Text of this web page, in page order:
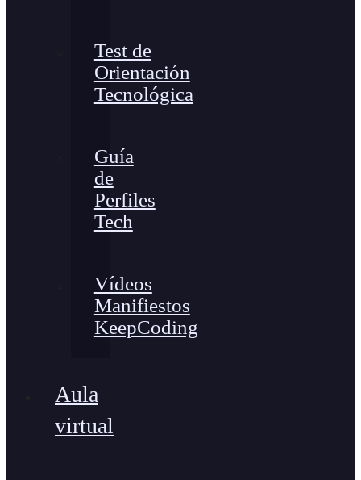
Test de
Orientación
Tecnológica
Guía
de
Perfiles
Tech
Vídeos
Manifiestos
KeepCoding
Aula
virtual